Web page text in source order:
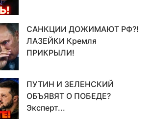
САНКЦИИ ДОЖИМАЮТ РФ?!
ЛАЗЕЙКИ Кремля
ПРИКРЫЛИ!
ПУТИН И ЗЕЛЕНСКИЙ
ОБЪЯВЯТ О ПОБЕДЕ?
Эксперт...